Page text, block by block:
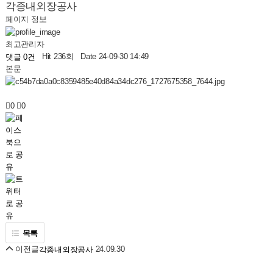
각종내외장공사
페이지 정보
최고관리자
댓글 0건
Hit 236회
Date 24-09-30 14:49
본문
0 0
목록
이전글각종내외장공사 24.09.30